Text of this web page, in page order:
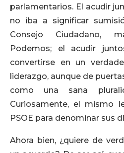
parlamentarios. El acudir
no iba a significar
Consejo Ciudadano,
Podemos; el acudir
convertirse en un
liderazgo, aunque de
como una sana
Curiosamente, el mismo
PSOE para denominar sus
Ahora bien, ¿quiere de